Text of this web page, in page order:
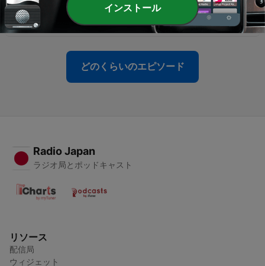
64 - Ep. 63 | Cibi strani italiani 🤨
28 6月 2026
どのくらいのエピソード
Radio Japan
ラジオ局とポッドキャスト
リソース
配信局
ウィジェット
インストール